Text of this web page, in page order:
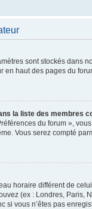
sont stockés dans
en haut des pages du
la liste des membres
du forum »,
Vous serez compté
horaire différent de
(ex : Londres,
si vous n’êtes pas